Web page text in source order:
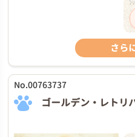
さら
No.00763737
ゴールデン・レトリ